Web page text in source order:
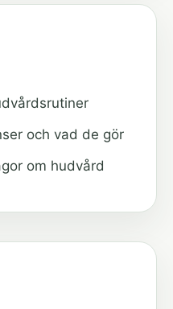
och vad de gör
om hudvård